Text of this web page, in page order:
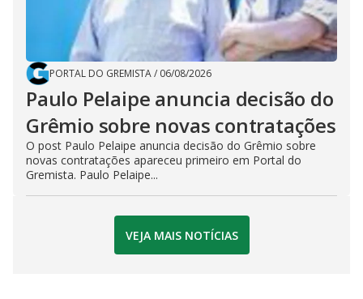
PORTAL DO GREMISTA/ 06/08/2026
Paulo Pelaipe anuncia decisão do
Grêmio sobre novas contratações
O post Paulo Pelaipe anuncia decisão do Grêmio sobre
novas contratações apareceu primeiro em Portal do
Gremista. Paulo Pelaipe...
VEJA MAIS NOTÍCIAS